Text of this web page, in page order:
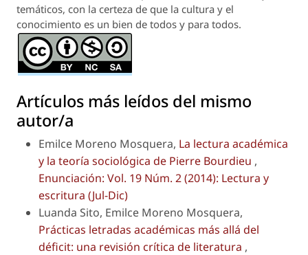
temáticos, con la certeza de que la cultura y el
conocimiento es un bien de todos y para todos.
Artículos más leídos del mismo
autor/a
Emilce Moreno Mosquera, La lectura académica
y la teoría sociológica de Pierre Bourdieu ,
Enunciación: Vol. 19 Núm. 2 (2014): Lectura y
escritura (Jul-Dic)
Luanda Sito, Emilce Moreno Mosquera,
Prácticas letradas académicas más allá del
déficit: una revisión crítica de literatura ,